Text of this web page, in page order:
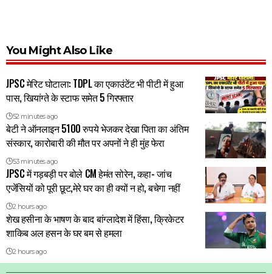
You Might Also Like
JPSC मेरिट घोटाला: TDPL का एकाउंटेंट भी पीटी में हुआ
पास, खियांग्ते के स्टाफ समेत 5 गिरफ्तार
52 minutes ago
बेटी ने ऑनलाइन 5100 रुपये भेजकर देखा पिता का अंतिम
संस्कार, कारोबारी की मौत पर अपनों ने ही मुंह फेरा
53 minutes ago
JPSC में गड़बड़ी पर बोले CM हेमंत सोरेन, कहा- जांच
एजेंसियों को पूरी छूट,मेरे घर का ही क्यों न हो, बचेगा नहीं
2 hours ago
शेख हसीना के भाषण के बाद बांग्लादेश में हिंसा, क्रिकेटर
शाकिब अल हसन के घर बम से हमला
2 hours ago